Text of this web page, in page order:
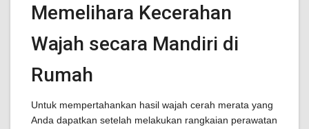
Memelihara Kecerahan
Wajah secara Mandiri di
Rumah
Untuk mempertahankan hasil wajah cerah merata yang
Anda dapatkan setelah melakukan rangkaian perawatan